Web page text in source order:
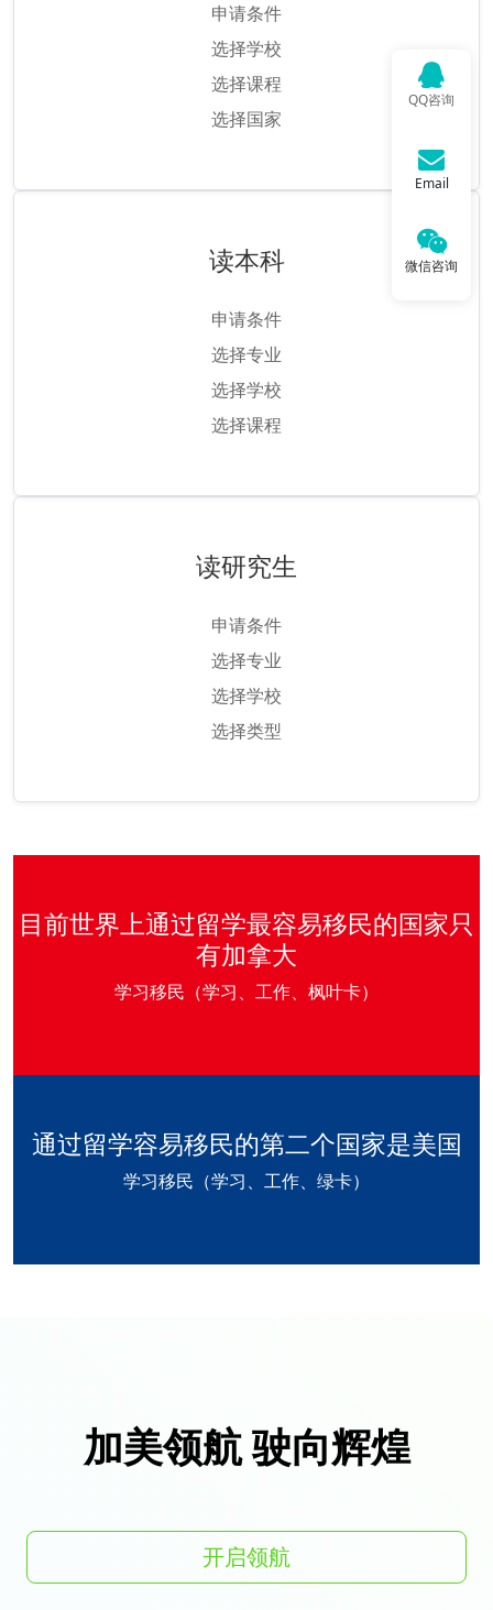
申请条件
选择学校
选择课程
选择国家
读本科
申请条件
选择专业
选择学校
选择课程
读研究生
申请条件
选择专业
选择学校
选择类型
目前世界上通过留学最容易移民的国家只
有加拿大
学习移民（学习、工作、枫叶卡）
通过留学容易移民的第二个国家是美国
学习移民（学习、工作、绿卡）
加美领航 驶向辉煌
开启领航
QQ咨询
Email
微信咨询